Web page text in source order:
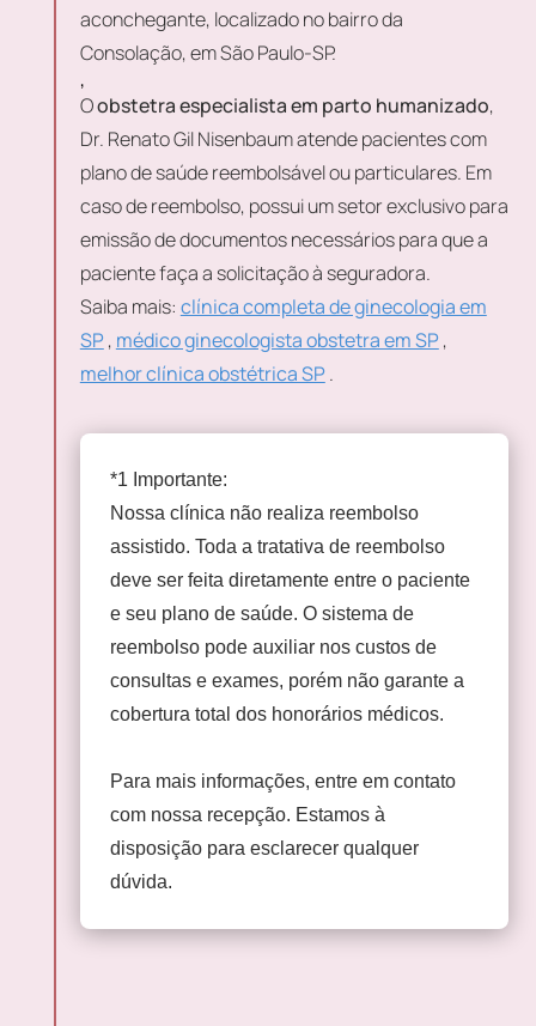
aconchegante, localizado no bairro da
Consolação, em São Paulo-SP.
,
Oobstetra especialista em parto humanizado,
Dr. Renato Gil Nisenbaum atende pacientes com
plano de saúde reembolsável ou particulares. Em
caso de reembolso, possui um setor exclusivo para
emissão de documentos necessários para que a
paciente faça a solicitação à seguradora.
Saiba mais: clínica completa de ginecologia em
SP, médico ginecologista obstetra em SP,
melhor clínica obstétrica SP.
*1 Importante:
Nossa clínica não realiza reembolso
assistido. Toda a tratativa de reembolso
deve ser feita diretamente entre o paciente
e seu plano de saúde. O sistema de
reembolso pode auxiliar nos custos de
consultas e exames, porém não garante a
cobertura total dos honorários médicos.
Para mais informações, entre em contato
com nossa recepção. Estamos à
disposição para esclarecer qualquer
dúvida.